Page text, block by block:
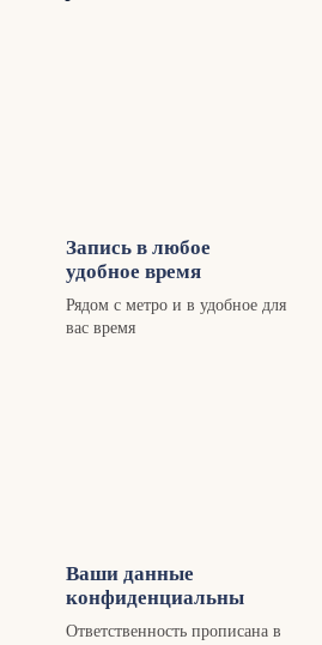
Запись в любое
удобное время
Рядом с метро и в удобное для
вас время
Ваши данные
конфиденциальны
Ответственность прописана в